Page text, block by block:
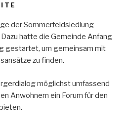
der Sommerfeldsiedlung
hatte die Gemeinde Anfang
gestartet, um gemeinsam mit
zu finden.
möglichst umfassend
Anwohnern ein Forum für den